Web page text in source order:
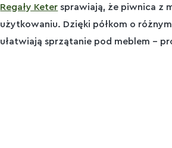
Regały Keter sprawiają, że piwnica z
użytkowaniu. Dzięki półkom o
ułatwiają sprzątanie pod meblem –